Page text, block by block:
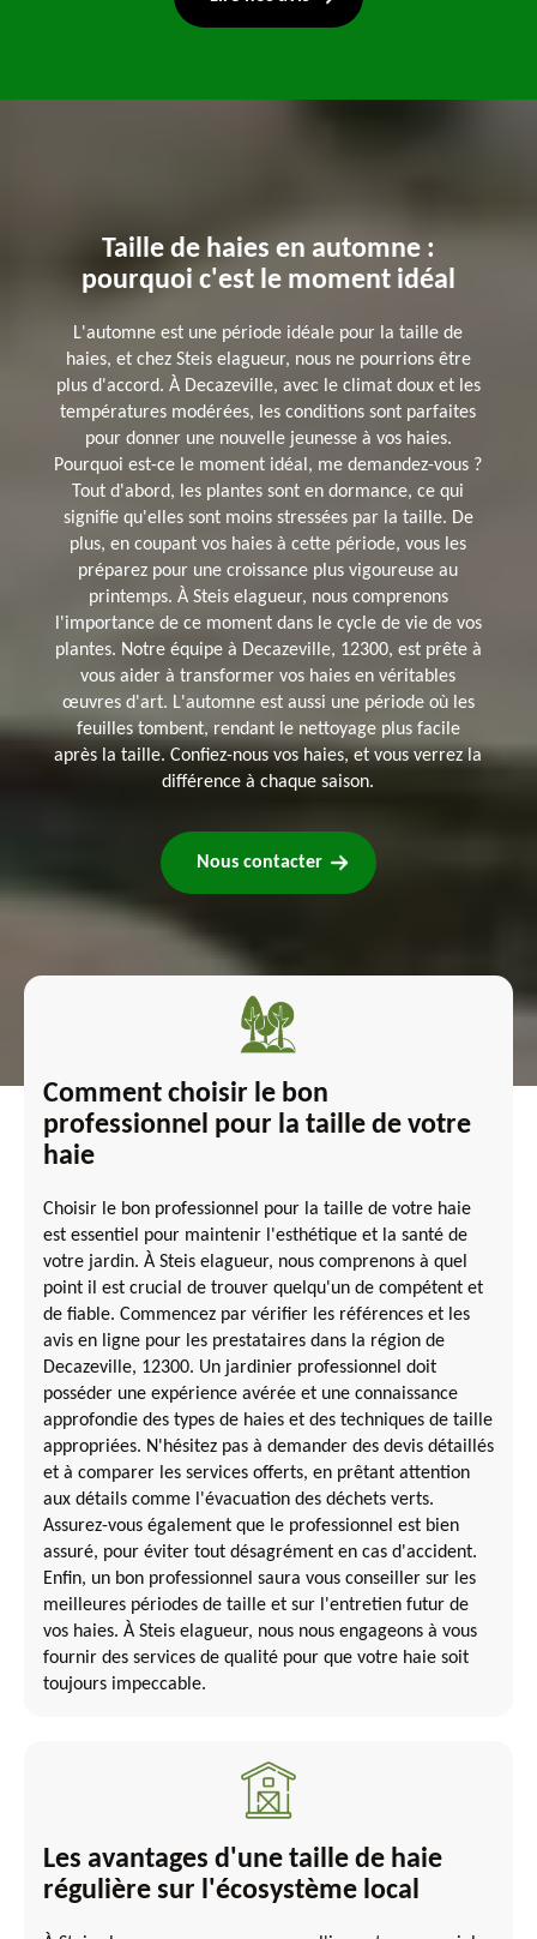
Taille de haies en automne :
pourquoi c'est le moment idéal
L'automne est une période idéale pour la taille de
haies, et chez Steis elagueur, nous ne pourrions être
plus d'accord. À Decazeville, avec le climat doux et les
températures modérées, les conditions sont parfaites
pour donner une nouvelle jeunesse à vos haies.
Pourquoi est-ce le moment idéal, me demandez-vous ?
Tout d'abord, les plantes sont en dormance, ce qui
signifie qu'elles sont moins stressées par la taille. De
plus, en coupant vos haies à cette période, vous les
préparez pour une croissance plus vigoureuse au
printemps. À Steis elagueur, nous comprenons
l'importance de ce moment dans le cycle de vie de vos
plantes. Notre équipe à Decazeville, 12300, est prête à
vous aider à transformer vos haies en véritables
œuvres d'art. L'automne est aussi une période où les
feuilles tombent, rendant le nettoyage plus facile
après la taille. Confiez-nous vos haies, et vous verrez la
différence à chaque saison.
Nous contacter
Comment choisir le bon
professionnel pour la taille de votre
haie
Choisir le bon professionnel pour la taille de votre haie
est essentiel pour maintenir l'esthétique et la santé de
votre jardin. À Steis elagueur, nous comprenons à quel
point il est crucial de trouver quelqu'un de compétent et
de fiable. Commencez par vérifier les références et les
avis en ligne pour les prestataires dans la région de
Decazeville, 12300. Un jardinier professionnel doit
posséder une expérience avérée et une connaissance
approfondie des types de haies et des techniques de taille
appropriées. N'hésitez pas à demander des devis détaillés
et à comparer les services offerts, en prêtant attention
aux détails comme l'évacuation des déchets verts.
Assurez-vous également que le professionnel est bien
assuré, pour éviter tout désagrément en cas d'accident.
Enfin, un bon professionnel saura vous conseiller sur les
meilleures périodes de taille et sur l'entretien futur de
vos haies. À Steis elagueur, nous nous engageons à vous
fournir des services de qualité pour que votre haie soit
toujours impeccable.
Les avantages d'une taille de haie
régulière sur l'écosystème local